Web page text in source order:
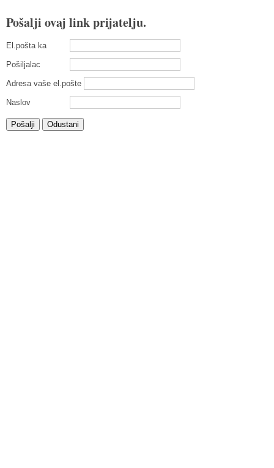
Pošalji ovaj link prijatelju.
El.pošta ka
Pošiljalac
Adresa vaše el.pošte
Naslov
Pošalji Odustani